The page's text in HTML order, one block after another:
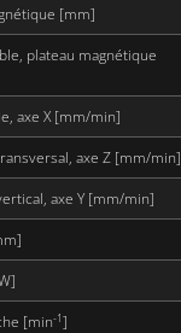
[mm]
plateau magnétique
axe X [mm/min]
axe Z [mm/min]
axe Y [mm/min]
[min-1]